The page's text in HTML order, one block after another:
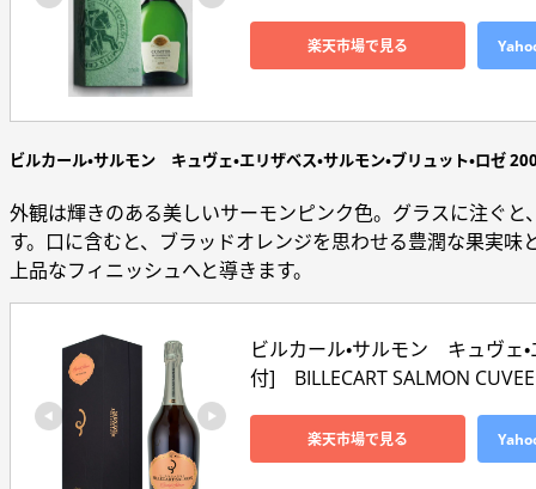
楽天市場で見る
ビルカール・サルモン キュヴェ・エリザベス・サルモン・ブリュット・ロゼ
外観は輝きのある美しいサーモンピンク色。グラスに注ぐ
す。口に含むと、ブラッドオレンジを思わせる豊潤な果実
上品なフィニッシュへと導きます。
ビルカール・サルモン　キュヴェ
付]　BILLECART SALMON
楽天市場で見る